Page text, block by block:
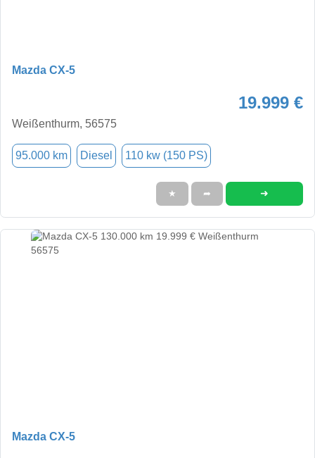
Mazda CX-5
19.999 €
Weißenthurm, 56575
95.000 km Diesel 110 kw (150 PS)
★ ➦ ➜
Mazda CX-5